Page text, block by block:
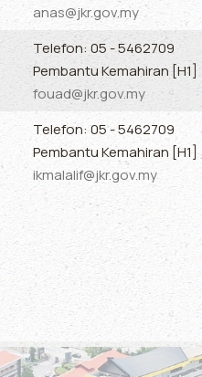
anas@jkr.gov.my
Telefon: 05 - 5462709
Pembantu Kemahiran [H1]
fouad@jkr.gov.my
Telefon: 05 - 5462709
Pembantu Kemahiran [H1]
ikmalalif@jkr.gov.my